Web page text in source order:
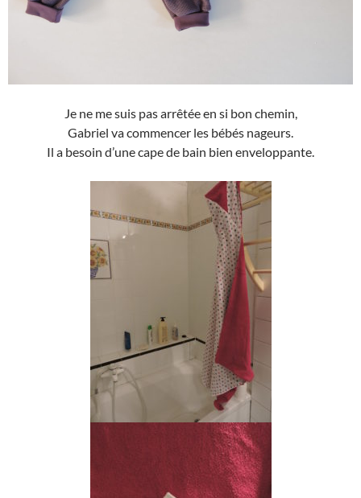
Je ne me suis pas arrêtée en si bon chemin,
Gabriel va commencer les bébés nageurs.
Il a besoin d’une cape de bain bien enveloppante.